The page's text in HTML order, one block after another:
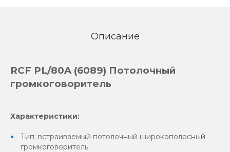
Описание
RCF PL/80A (6089) Потолочный
громкоговоритель
Характеристики:
Тип: встраиваемый потолочный широкополосный
громкоговоритель.